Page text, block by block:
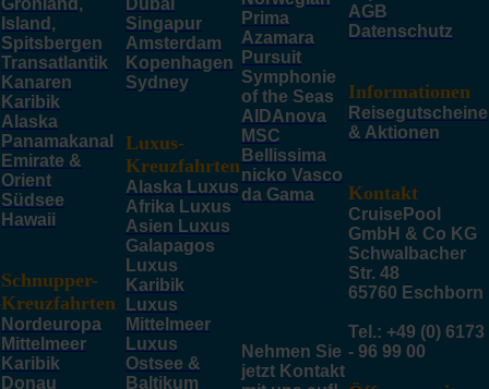
Grönland,
Island,
Spitsbergen
Transatlantik
Kanaren
Karibik
Alaska
Panamakanal
Emirate &
Orient
Südsee
Hawaii
Schnupper-
Kreuzfahrten
Nordeuropa
Mittelmeer
Karibik
Donau
Dubai
Singapur
Amsterdam
Kopenhagen
Sydney
Luxus-
Kreuzfahrten
Alaska Luxus
Afrika Luxus
Asien Luxus
Galapagos
Luxus
Karibik
Luxus
Mittelmeer
Luxus
Ostsee &
Baltikum
Prima
Azamara
Pursuit
Symphonie
of the Seas
AIDAnova
MSC
Bellissima
nicko Vasco
da Gama
Nehmen Sie
jetzt Kontakt
AGB
Datenschutz
Informationen
Reisegutscheine
& Aktionen
Kontakt
CruisePool
GmbH & Co KG
Schwalbacher
Str. 48
65760 Eschborn
Tel.: +49 (0) 6173
- 96 99 00